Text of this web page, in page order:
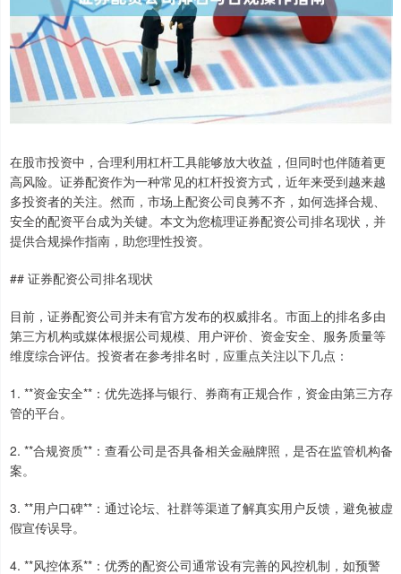
在股市投资中，合理利用杠杆工具能够放大收益，但同时也伴随着更
高风险。证券配资作为一种常见的杠杆投资方式，近年来受到越来越
多投资者的关注。然而，市场上配资公司良莠不齐，如何选择合规、
安全的配资平台成为关键。本文为您梳理证券配资公司排名现状，并
提供合规操作指南，助您理性投资。
## 证券配资公司排名现状
目前，证券配资公司并未有官方发布的权威排名。市面上的排名多由
第三方机构或媒体根据公司规模、用户评价、资金安全、服务质量等
维度综合评估。投资者在参考排名时，应重点关注以下几点：
1. **资金安全**：优先选择与银行、券商有正规合作，资金由第三方存
管的平台。
2. **合规资质**：查看公司是否具备相关金融牌照，是否在监管机构备
案。
3. **用户口碑**：通过论坛、社群等渠道了解真实用户反馈，避免被虚
假宣传误导。
4. **风控体系**：优秀的配资公司通常设有完善的风控机制，如预警